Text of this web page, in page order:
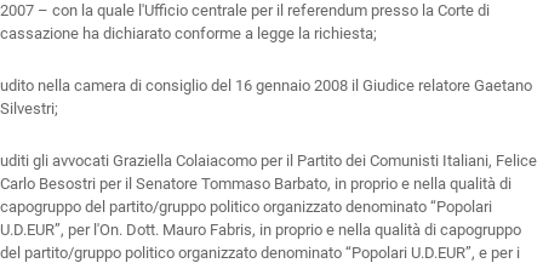
2007 – con la quale l'Ufficio centrale per il referendum presso la Corte di
cassazione ha dichiarato conforme a legge la richiesta;
udito nella camera di consiglio del 16 gennaio 2008 il Giudice relatore Gaetano
Silvestri;
uditi gli avvocati Graziella Colaiacomo per il Partito dei Comunisti Italiani, Felice
Carlo Besostri per il Senatore Tommaso Barbato, in proprio e nella qualità di
capogruppo del partito/gruppo politico organizzato denominato “Popolari
U.D.EUR”, per l'On. Dott. Mauro Fabris, in proprio e nella qualità di capogruppo
del partito/gruppo politico organizzato denominato “Popolari U.D.EUR”, e per i